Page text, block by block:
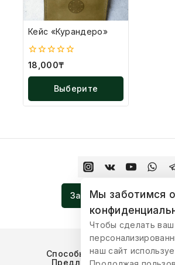
Кейс «Курандеро»
0
5
18,000₸
Выберите
Параметры
Записаться На
Способы оплаты
Условия
Предложения для
Мы заботимся
Чтобы сделать
наш сайт